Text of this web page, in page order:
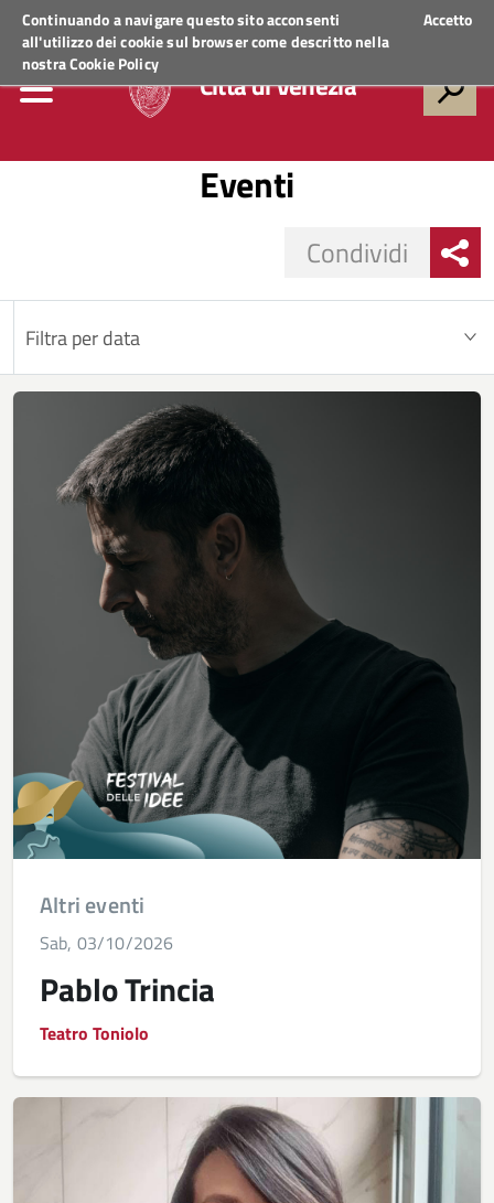
Continuando a navigare questo sito acconsenti
all'utilizzo dei cookie sul browser come descritto nella
nostraCookie Policy
Accetto
Regione VenetoACCEDI AI SERVIZI
Città di Venezia
Eventi
Condividi
Filtra per data
Altri eventi
Sab, 03/10/2026
Pablo Trincia
Teatro Toniolo